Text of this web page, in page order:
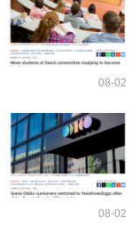
08-02
08-02